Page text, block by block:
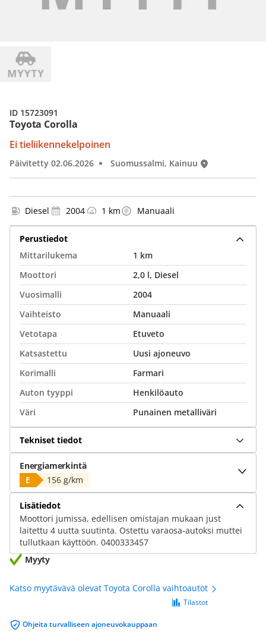
Toyota Corolla
Ei tieliikennekelpoinen
Päivitetty 02.06.2026 Suomussalmi, Kainuu
ID 15723091
Diesel 2004 1 km Manuaali
Perustiedot
Mittarilukema
1 km
Moottori
2,0 l, Diesel
Vuosimalli
2004
Vaihteisto
Manuaali
Vetotapa
Etuveto
Katsastettu
Uusi ajoneuvo
Korimalli
Farmari
Auton tyyppi
Henkilöauto
Väri
Punainen metalliväri
Tekniset tiedot
Energiamerkintä
E
156 g/km
Lisätiedot
Moottori jumissa, edellisen omistajan mukaan just
laitettu 4 uutta suutinta. Ostettu varaosa-autoksi muttei
tullutkaan käyttöön. 0400333457
Myyty
Katso myytävävä olevat Toyota Corolla vaihtoautot
Ohjeita turvalliseen ajoneuvokauppaan
Tilastot